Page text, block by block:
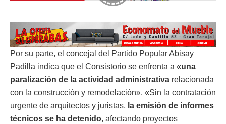
Por su parte, el concejal del Partido Popular Abisay
Padilla indica que el Consistorio se enfrenta a «una
paralización de la actividad administrativa relacionada
con la construcción y remodelación». «Sin la contratación
urgente de arquitectos y juristas, la emisión de informes
técnicos se ha detenido, afectando proyectos